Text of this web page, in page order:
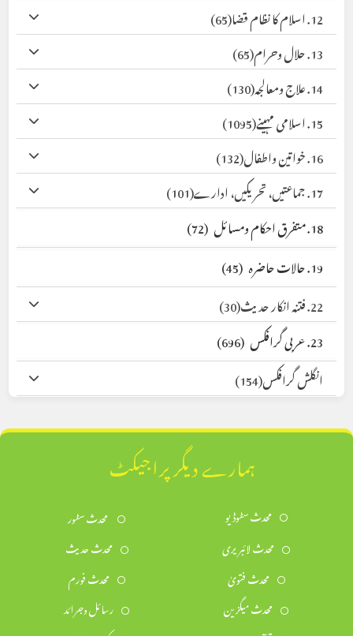
12. اسلام کا نظام قضا
(65)
13. حلال وحرام
(65)
14. علاج ومعالجہ
(130)
15. اسلامی مہینے
(1095)
16. خواتین واطفال
(132)
17. جماعتیں، تحریکیں، ادارے
(101)
18. متفرق احکام ومسائل
(72)
19. حالات حاضرہ
(45)
22. فتنہ انکار حدیث
(30)
23. عربی گرافکس
(696)
انگلش گرافکس(154)
ہمارے دیگر پراجیکٹ
محدث سٹوڈیو
محدث سٹور
محدث لائبریری
محدث حدیث
محدث فتویٰ
محدث فورم
محدث میگزین
رسائل وجرائد